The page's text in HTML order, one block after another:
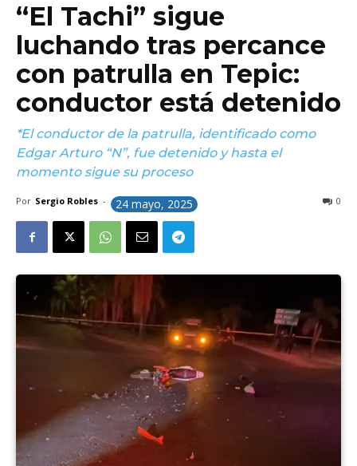
“El Tachi” sigue
luchando tras percance
con patrulla en Tepic:
conductor está detenido
*El conductor de la patrulla, identificado como
Edgar Arturo “N”, fue detenido y hasta el
momento sigue su proceso
Por Sergio Robles - 24 mayo, 2025 0